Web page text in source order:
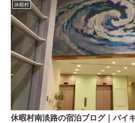
休暇村
休暇村南淡路の宿泊ブログ｜バイ